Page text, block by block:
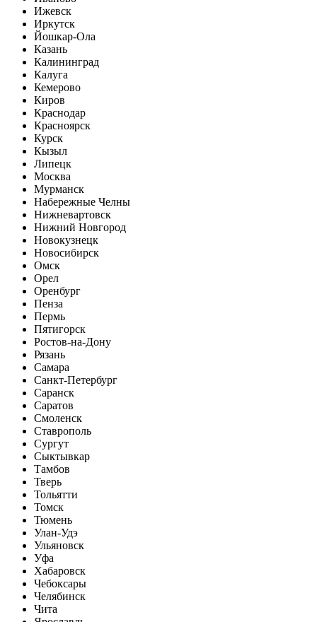
Ижевск
Иркутск
Йошкар-Ола
Казань
Калининград
Калуга
Кемерово
Киров
Краснодар
Красноярск
Курск
Кызыл
Липецк
Москва
Мурманск
Набережные Челны
Нижневартовск
Нижний Новгород
Новокузнецк
Новосибирск
Омск
Орел
Оренбург
Пенза
Пермь
Пятигорск
Ростов-на-Дону
Рязань
Самара
Санкт-Петербург
Саранск
Саратов
Смоленск
Ставрополь
Сургут
Сыктывкар
Тамбов
Тверь
Тольятти
Томск
Тюмень
Улан-Удэ
Ульяновск
Уфа
Хабаровск
Чебоксары
Челябинск
Чита